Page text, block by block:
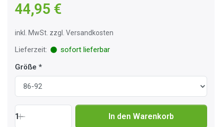
44,95 €
inkl. MwSt. zzgl. Versandkosten
Lieferzeit:
sofort lieferbar
Größe
1 In den Warenkorb